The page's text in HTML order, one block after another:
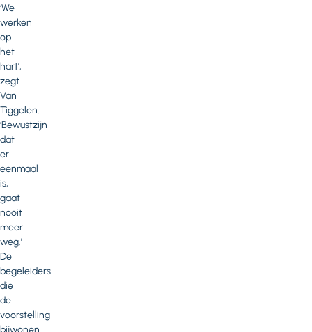
‘We
werken
op
het
hart’,
zegt
Van
Tiggelen.
‘Bewustzijn
dat
er
eenmaal
is,
gaat
nooit
meer
weg.’
De
begeleiders
die
de
voorstelling